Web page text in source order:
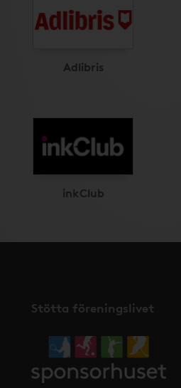
Adlibris
inkClub
Stötta föreningslivet